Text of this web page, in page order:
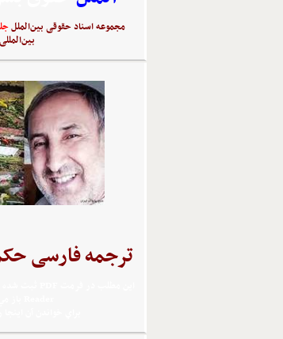
مجموعه اسناد حقوقی بین‌الملل
بین‌المللی
ترجمه فارسی